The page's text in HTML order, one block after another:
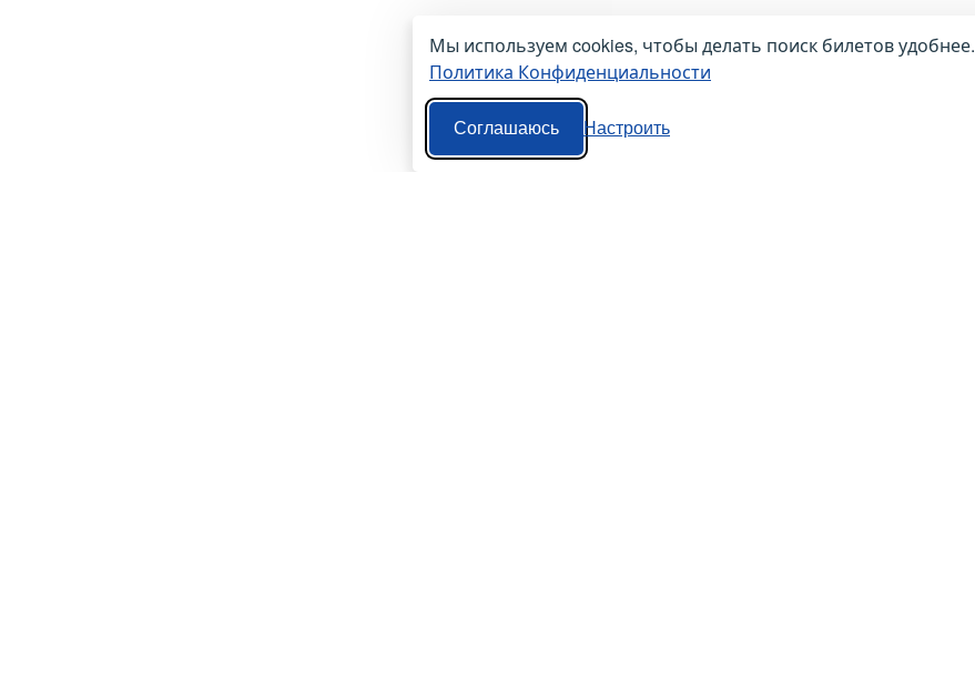
Мы используем cookies, чтобы делать поиск билетов удобнее.
Политика Конфиденциальности
Соглашаюсь Настроить